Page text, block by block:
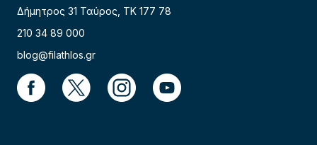
Δήμητρος 31 Ταύρος, TK 177 78
210 34 89 000
blog@filathlos.gr